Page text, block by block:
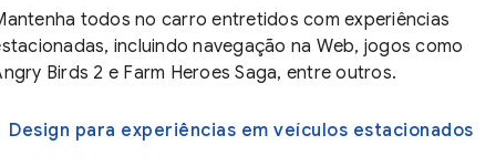
todos no carro entretidos com experiências
incluindo navegação na Web, jogos como
Birds 2 e Farm Heroes Saga, entre outros.
Design para experiências em veículos estacionados